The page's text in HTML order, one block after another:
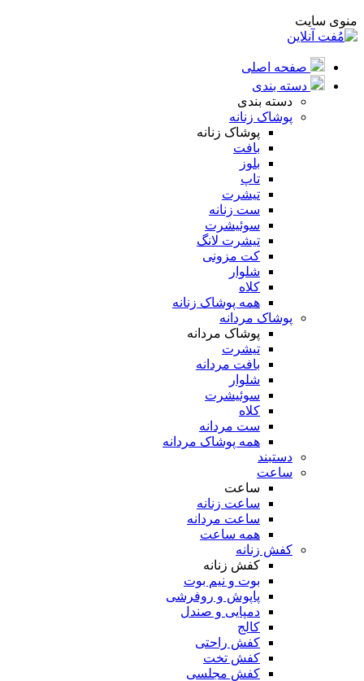
منوی سایت
صفحه اصلی
دسته بندی
دسته بندی
پوشاک زنانه
پوشاک زنانه
بافت
بلوز
تاپ
تیشرت
ست زنانه
سوئیشرت
تیشرت لانگ
کت مزونی
شلوار
کلاه
همه پوشاک زنانه
پوشاک مردانه
پوشاک مردانه
تیشرت
بافت مردانه
شلوار
سوئیشرت
کلاه
ست مردانه
همه پوشاک مردانه
دستبند
ساعت
ساعت
ساعت زنانه
ساعت مردانه
همه ساعت
کفش زنانه
کفش زنانه
بوت و نیم بوت
پاپوش و روفرشی
دمپایی و صندل
کالج
کفش راحتی
کفش تخت
کفش مجلسی